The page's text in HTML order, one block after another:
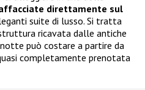
direttamente sul
suite di lusso. Si tratta
ricavata dalle antiche
può costare a partire da
completamente prenotata